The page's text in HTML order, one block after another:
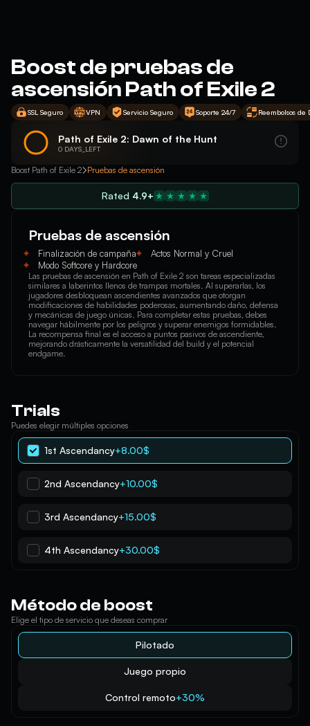
Boost de pruebas de
ascensión Path of Exile 2
SSL Seguro VPN Servicio Seguro Soporte 24/7 Reembolsos de
Path of Exile 2: Dawn of the Hunt
0 DAYS_LEFT
Boost Path of Exile 2 Pruebas de ascensión
Rated 4.9+
Pruebas de ascensión
Finalización de campaña
Actos Normal y Cruel
Modo Softcore y Hardcore
Las pruebas de ascensión en Path of Exile 2 son tareas especializadas
similares a laberintos llenos de trampas mortales. Al superarlas, los
jugadores desbloquean ascendientes avanzados que otorgan
modificaciones de habilidades poderosas, aumentando daño, defensa
y mecánicas de juego únicas. Para completar estas pruebas, debes
navegar hábilmente por los peligros y superar enemigos formidables.
La recompensa final es el acceso a puntos pasivos de ascendiente,
mejorando drásticamente la versatilidad del build y el potencial
endgame.
Trials
Puedes elegir múltiples opciones
1st Ascendancy+8.00$
2nd Ascendancy+10.00$
3rd Ascendancy+15.00$
4th Ascendancy+30.00$
Método de boost
Elige el tipo de servicio que deseas comprar
Pilotado
Juego propio
Control remoto+30%